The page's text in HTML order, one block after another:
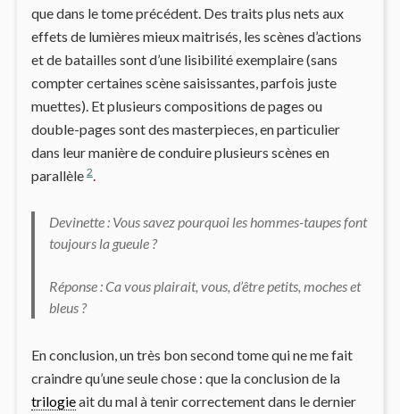
que dans le tome précédent. Des traits plus nets aux
effets de lumières mieux maitrisés, les scènes d’actions
et de batailles sont d’une lisibilité exemplaire (sans
compter certaines scène saisissantes, parfois juste
muettes). Et plusieurs compositions de pages ou
double-pages sont des masterpieces, en particulier
dans leur manière de conduire plusieurs scènes en
parallèle 2.
Devinette : Vous savez pourquoi les hommes-taupes font
toujours la gueule ?
Réponse : Ca vous plairait, vous, d’être petits, moches et
bleus ?
En conclusion, un très bon second tome qui ne me fait
craindre qu’une seule chose : que la conclusion de la
trilogieait du mal à tenir correctement dans le dernier